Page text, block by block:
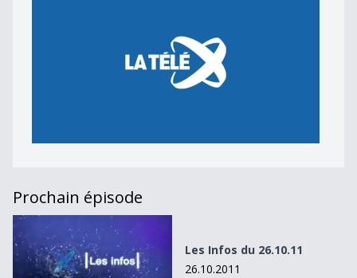
Prochain épisode
Les Infos du 26.10.11
Les Infos du 26.10.11
26.10.2011